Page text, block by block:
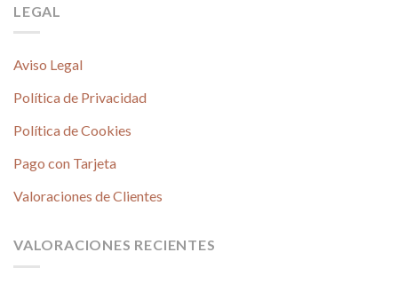
LEGAL
Aviso Legal
Política de Privacidad
Política de Cookies
Pago con Tarjeta
Valoraciones de Clientes
VALORACIONES RECIENTES